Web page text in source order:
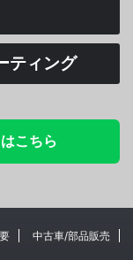
ティング
こちら
中古車/部品販売